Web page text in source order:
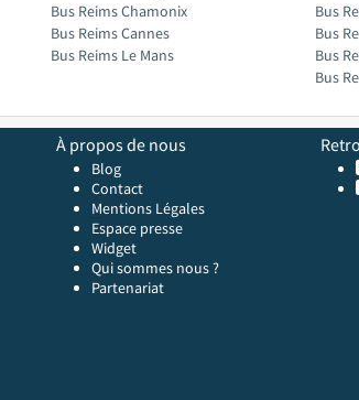
Bus Reims Chamonix
Bus Reims Cannes
Bus Reims Le Mans
Bus
Bus
Bus
Bus
À propos de nous
Blog
Contact
Mentions Légales
Espace presse
Widget
Qui sommes nous ?
Partenariat